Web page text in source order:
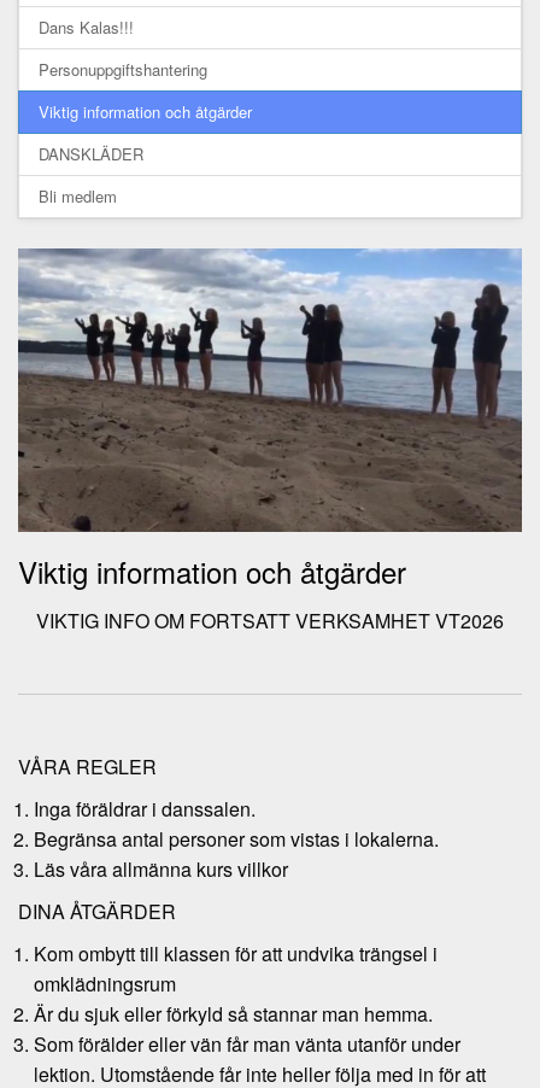
Dans Kalas!!!
Personuppgiftshantering
Viktig information och åtgärder
DANSKLÄDER
Bli medlem
Viktig information och åtgärder
VIKTIG INFO OM FORTSATT VERKSAMHET VT2026
VÅRA REGLER
Inga föräldrar i danssalen.
Begränsa antal personer som vistas i lokalerna.
Läs våra allmänna kurs villkor
DINA ÅTGÄRDER
Kom ombytt till klassen för att undvika trängsel i
omklädningsrum
Är du sjuk eller förkyld så stannar man hemma.
Som förälder eller vän får man vänta utanför under
lektion. Utomstående får inte heller följa med in för att